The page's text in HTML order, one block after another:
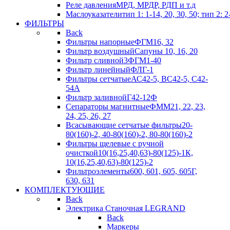
Реле давленияМРД, МРДР, РДП и т.д
Маслоуказателитип 1: 1-14, 20, 30, 50; тип 2:
ФИЛЬТРЫ
Back
Фильтры напорныеФГМ16, 32
Фильтр воздушныйСапуны 10, 16, 20
Фильтр сливной3ФГМ1-40
Фильтр линейныйФЛГ-1
Фильтры сетчатыеАС42-5, ВС42-5, С42-
54А
Фильтр заливнойГ42-12Ф
Сепараторы магнитныеФММ21, 22, 23,
24, 25, 26, 27
Всасывающие сетчатые фильтры20-
80(160)-2, 40-80(160)-2, 80-80(160)-2
Фильтры щелевые с ручной
очисткой10(16,25,40,63)-80(125)-1К,
10(16,25,40,63)-80(125)-2
Фильтроэлементы600, 601, 605, 605Г,
630, 631
КОМПЛЕКТУЮЩИЕ
Back
Электрика Станочная LEGRAND
Back
Маркеры